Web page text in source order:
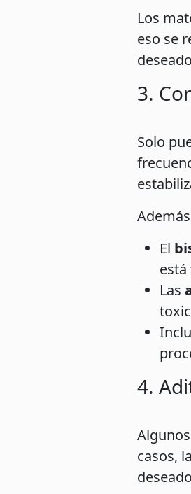
Los
eso se
3.
Solo
El
Las
4.
casos,